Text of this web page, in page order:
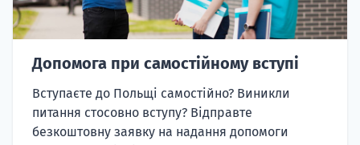
Допомога при самостійному вступі
Вступаєте до Польщі самостійно? Виникли
питання стосовно вступу? Відправте
безкоштовну заявку на надання допомоги